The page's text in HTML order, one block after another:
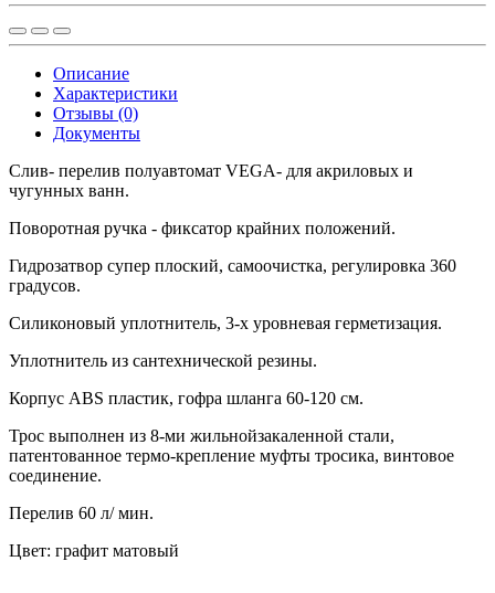
Описание
Характеристики
Отзывы (0)
Документы
Слив- перелив полуавтомат VEGA- для акриловых и
чугунных ванн.
Поворотная ручка - фиксатор крайних положений.
Гидрозатвор супер плоский, самоочистка, регулировка 360
градусов.
Силиконовый уплотнитель, 3-х уровневая герметизация.
Уплотнитель из сантехнической резины.
Корпус ABS пластик, гофра шланга 60-120 см.
Трос выполнен из 8-ми жильнойзакаленной стали,
патентованное термо-крепление муфты тросика, винтовое
соединение.
Перелив 60 л/ мин.
Цвет: графит матовый